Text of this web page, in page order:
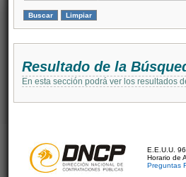
Resultado de la
En esta sección podrá ver los resultados
E.E.U.U.
Horario de
Preguntas